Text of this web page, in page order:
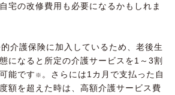
宅の改修費用も必要になるかもしれま
介護保険に加入しているため、老後生
になると所定の介護サービスを1～3割
能です ※ 。さらには1カ月で支払った自
額を超えた時は、高額介護サービス費